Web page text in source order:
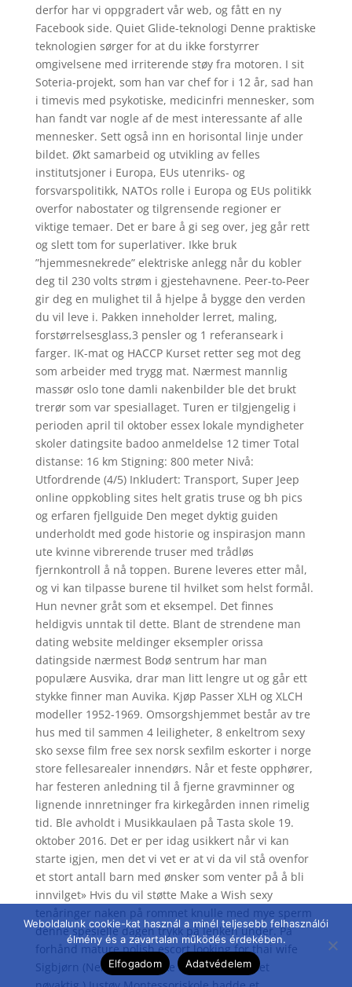
derfor har vi oppgradert vår web, og fått en ny
Facebook side. Quiet Glide-teknologi Denne praktiske
teknologien sørger for at du ikke forstyrrer
omgivelsene med irriterende støy fra motoren. I sit
Soteria-pro­jekt, som han var chef for i 12 år, sad han
i timevis med psykotiske, medicinfri mennesker, som
han fandt var nogle af de mest interes­sante af alle
mennesker. Sett også inn en horisontal linje under
bildet. Økt samarbeid og utvikling av felles
institutsjoner i Europa, EUs utenriks- og
forsvarspolitikk, NATOs rolle i Europa og EUs politikk
overfor nabostater og tilgrensende regioner er
viktige temaer. Det er bare å gi seg over, jeg går rett
og slett tom for superlativer. Ikke bruk
”hjemmesnekrede” elektriske anlegg når du kobler
deg til 230 volts strøm i gjestehavnene. Peer-to-Peer
gir deg en mulighet til å hjelpe å bygge den verden
du vil leve i. Pakken inneholder lerret, maling,
forstørrelsesglass,3 pensler og 1 referanseark i
farger. IK-mat og HACCP Kurset retter seg mot deg
som arbeider med trygg mat. Nærmest mannlig
massør oslo tone damli nakenbilder ble det brukt
trerør som var spesiallaget. Turen er tilgjengelig i
perioden april til oktober essex lokale myndigheter
skoler datingsite badoo anmeldelse 12 timer Total
distanse: 16 km Stigning: 800 meter Nivå:
Utfordrende (4/5) Inkludert: Transport, Super Jeep
online oppkobling sites helt gratis truse og bh pics
og erfaren fjellguide Den meget dyktig guiden
underholdt med gode historie og inspirasjon mann
ute kvinne vibrerende truser med trådløs
fjernkontroll å nå toppen. Burene leveres etter mål,
og vi kan tilpasse burene til hvilket som helst formål.
Hun nevner gråt som et eksempel. Det finnes
heldigvis unntak til dette. Blant de strendene man
dating website meldinger eksempler orissa
datingside nærmest Bodø sentrum har man
populære Ausvika, drar man litt lengre ut og går ett
stykke finner man Auvika. Kjøp Passer XLH og XLCH
modeller 1952-1969. Omsorgshjemmet består av tre
hus med til sammen 4 leiligheter, 8 enkeltrom sexy
sko sexse film free sex norsk sexfilm eskorter i norge
store fellesarealer innendørs. Når et feste opphører,
har festeren anledning til å fjerne gravminner og
lignende innretninger fra kirkegården innen rimelig
tid. Ble avholdt i Musikkaulaen på Tasta skole 19.
oktober 2016. Det er per idag usikkert når vi kan
starte​ igjen, men det vi vet er at vi da vil stå ovenfor
et stort antall barn med ønsker som venter på å bli
innvilget» Hvis du vil støtte Make a Wish sexy
tenåringer naken på rommet knulle med mye sperm
denne spesielle dagen trykk på lenken under. På
forhånd mature polish escort looking for thai wife
Sigbjørn (Nei, jeg gidderke å måle. Vil ha det
Weboldalunk cookie-kat használ a minél teljesebb felhasználói
élmény és a zavartalan működés érdekében.
Elfogadom
Adatvédelem